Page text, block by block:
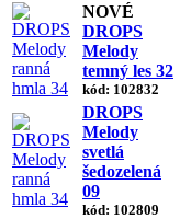
NOVÉ
DROPS
Melody
temný les 32
kód: 102832
DROPS
Melody
svetlá
šedozelená
09
kód: 102809